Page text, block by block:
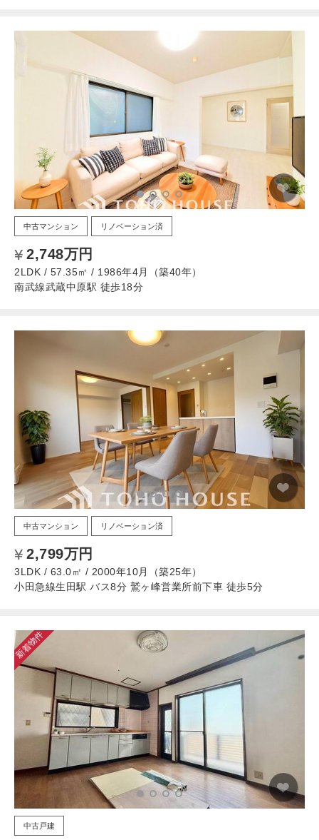
中古マンション リノベーション済
2,748万円
2LDK / 57.35㎡ / 1986年4月（築40年）
南武線武蔵中原駅 徒歩18分
中古マンション リノベーション済
2,799万円
3LDK / 63.0㎡ / 2000年10月（築25年）
小田急線生田駅 バス8分 鷲ヶ峰営業所前下車 徒歩5分
新着物件
中古戸建